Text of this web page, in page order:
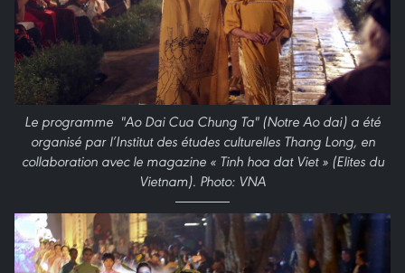
Le programme "Ao Dai Cua Chung Ta" (Notre Ao dai) a été
organisé par l’Institut des études culturelles Thang Long, en
collaboration avec le magazine « Tinh hoa dat Viet » (Elites du
Vietnam). Photo: VNA